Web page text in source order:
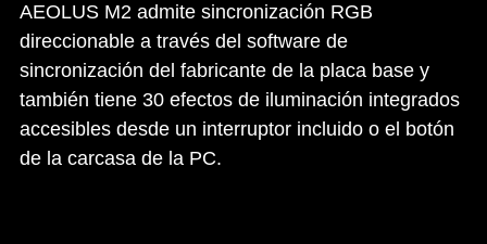
AEOLUS M2 admite sincronización RGB
direccionable a través del software de
sincronización del fabricante de la placa base y
también tiene 30 efectos de iluminación integrados
accesibles desde un interruptor incluido o el botón
de la carcasa de la PC.